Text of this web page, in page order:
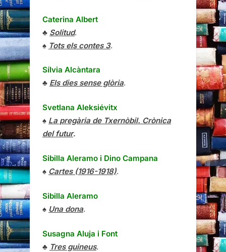
Caterina Albert
♣ Solitud.
♠ Tots els contes 3.
Sílvia Alcàntara
♣ Els dies sense glòria.
Svetlana Aleksiévitx
♠ La pregària de Txernòbil. Crònica
del futur.
Sibilla Aleramo i Dino Campana
♠ Cartes (1916-1918).
Sibilla Aleramo
♠ Una dona.
Susagna Aluja i Font
♣ Tres guineus.